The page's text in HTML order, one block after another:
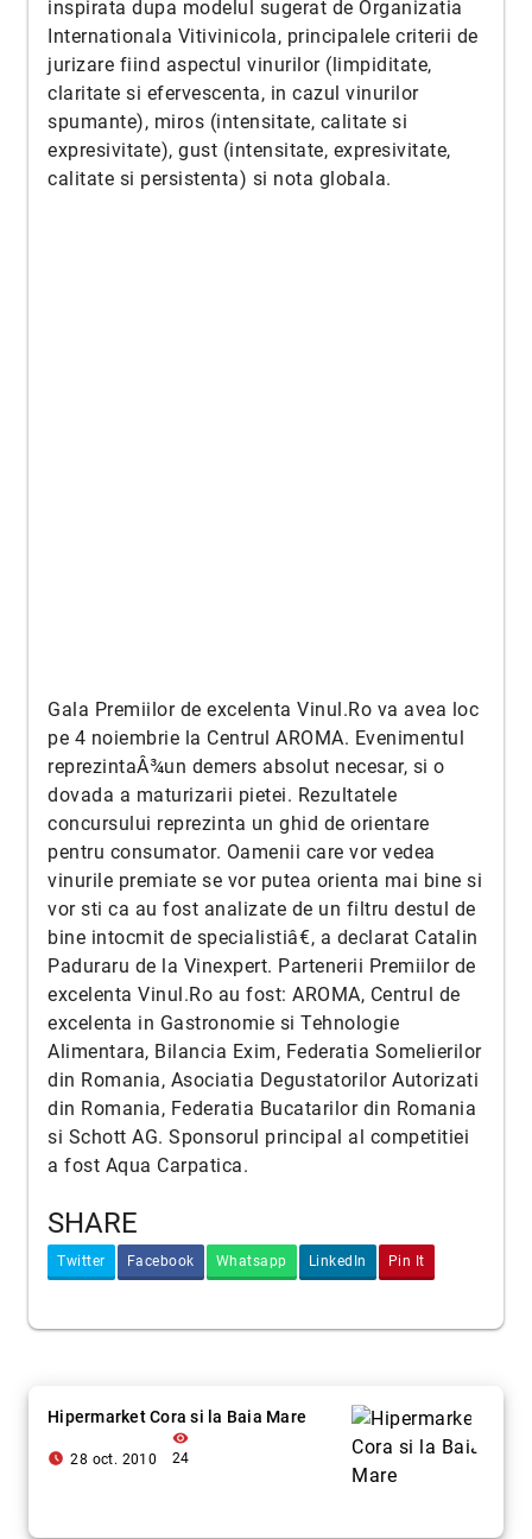
inspirata dupa modelul sugerat de Organizatia
Internationala Vitivinicola, principalele criterii de
jurizare fiind aspectul vinurilor (limpiditate,
claritate si efervescenta, in cazul vinurilor
spumante), miros (intensitate, calitate si
expresivitate), gust (intensitate, expresivitate,
calitate si persistenta) si nota globala.
Gala Premiilor de excelenta Vinul.Ro va avea loc
pe 4 noiembrie la Centrul AROMA. Evenimentul
reprezintaÂ¾un demers absolut necesar, si o
dovada a maturizarii pietei. Rezultatele
concursului reprezinta un ghid de orientare
pentru consumator. Oamenii care vor vedea
vinurile premiate se vor putea orienta mai bine si
vor sti ca au fost analizate de un filtru destul de
bine intocmit de specialistiâ€, a declarat Catalin
Paduraru de la Vinexpert. Partenerii Premiilor de
excelenta Vinul.Ro au fost: AROMA, Centrul de
excelenta in Gastronomie si Tehnologie
Alimentara, Bilancia Exim, Federatia Somelierilor
din Romania, Asociatia Degustatorilor Autorizati
din Romania, Federatia Bucatarilor din Romania
si Schott AG. Sponsorul principal al competitiei
a fost Aqua Carpatica.
SHARE
Twitter Facebook Whatsapp LinkedIn Pin It
Hipermarket Cora si la Baia Mare
access_time_filled 28 oct. 2010
visibility
24